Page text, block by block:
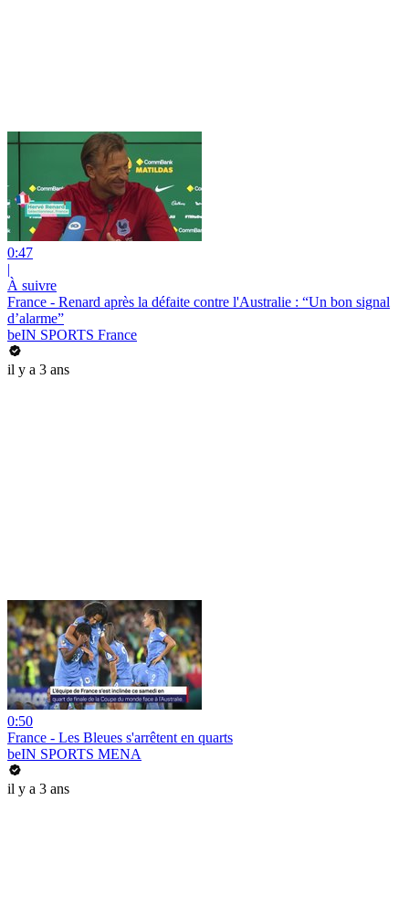
0:47
|
À suivre
France - Renard après la défaite contre l'Australie : “Un bon signal
d’alarme”
beIN SPORTS France
il y a 3 ans
0:50
France - Les Bleues s'arrêtent en quarts
beIN SPORTS MENA
il y a 3 ans